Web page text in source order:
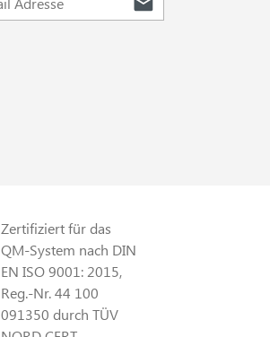
Zertifiziert für das
QM-System nach DIN
EN ISO 9001: 2015,
Reg.-Nr. 44 100
091350 durch TÜV